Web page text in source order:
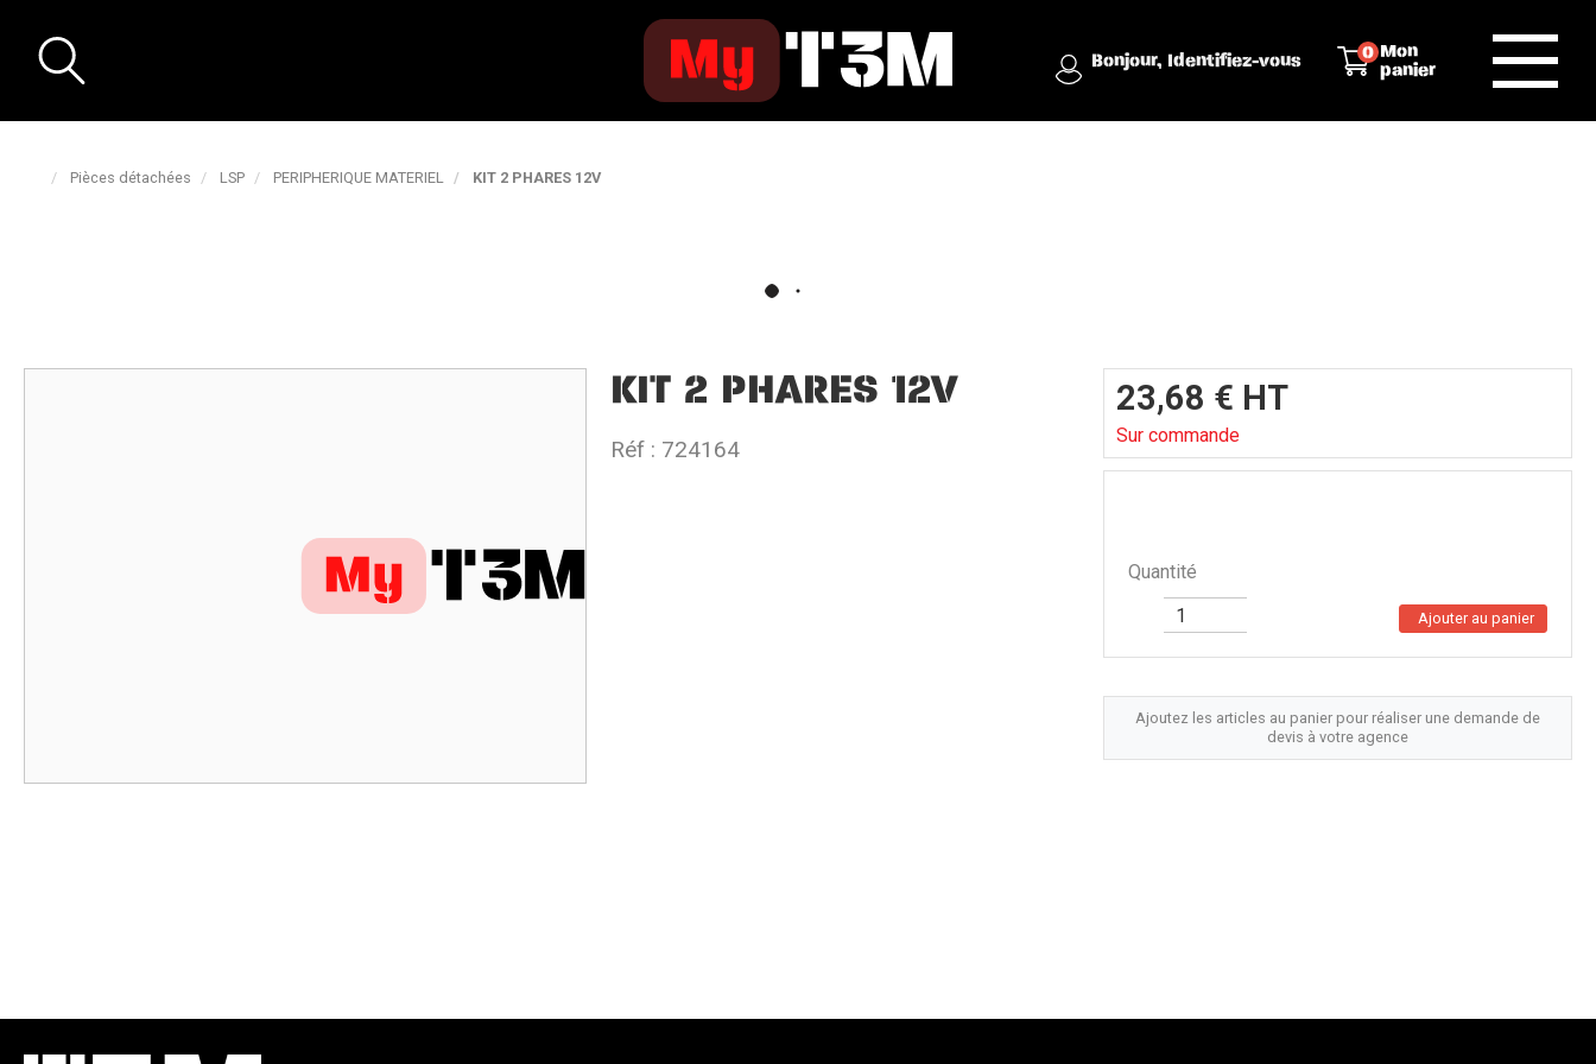
Bonjour, Identifiez-vous
Mon
panier
0
Pièces détachées LSP PERIPHERIQUE MATERIEL KIT 2 PHARES 12V
KIT 2 PHARES 12V
Réf : 724164
Ajoutez les articles au panier pour réaliser une demande de
devis à votre agence
23,68 € HT
Sur commande
Quantité
Ajouter au panier